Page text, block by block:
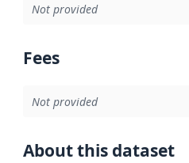
Not provided
Fees
Not provided
About this dataset